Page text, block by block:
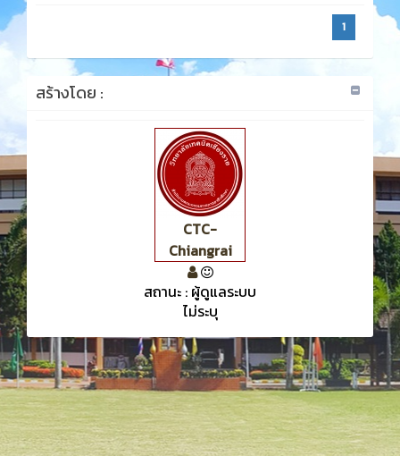
1
สร้างโดย :
CTC-
Chiangrai
สถานะ : ผู้ดูแลระบบ
ไม่ระบุ